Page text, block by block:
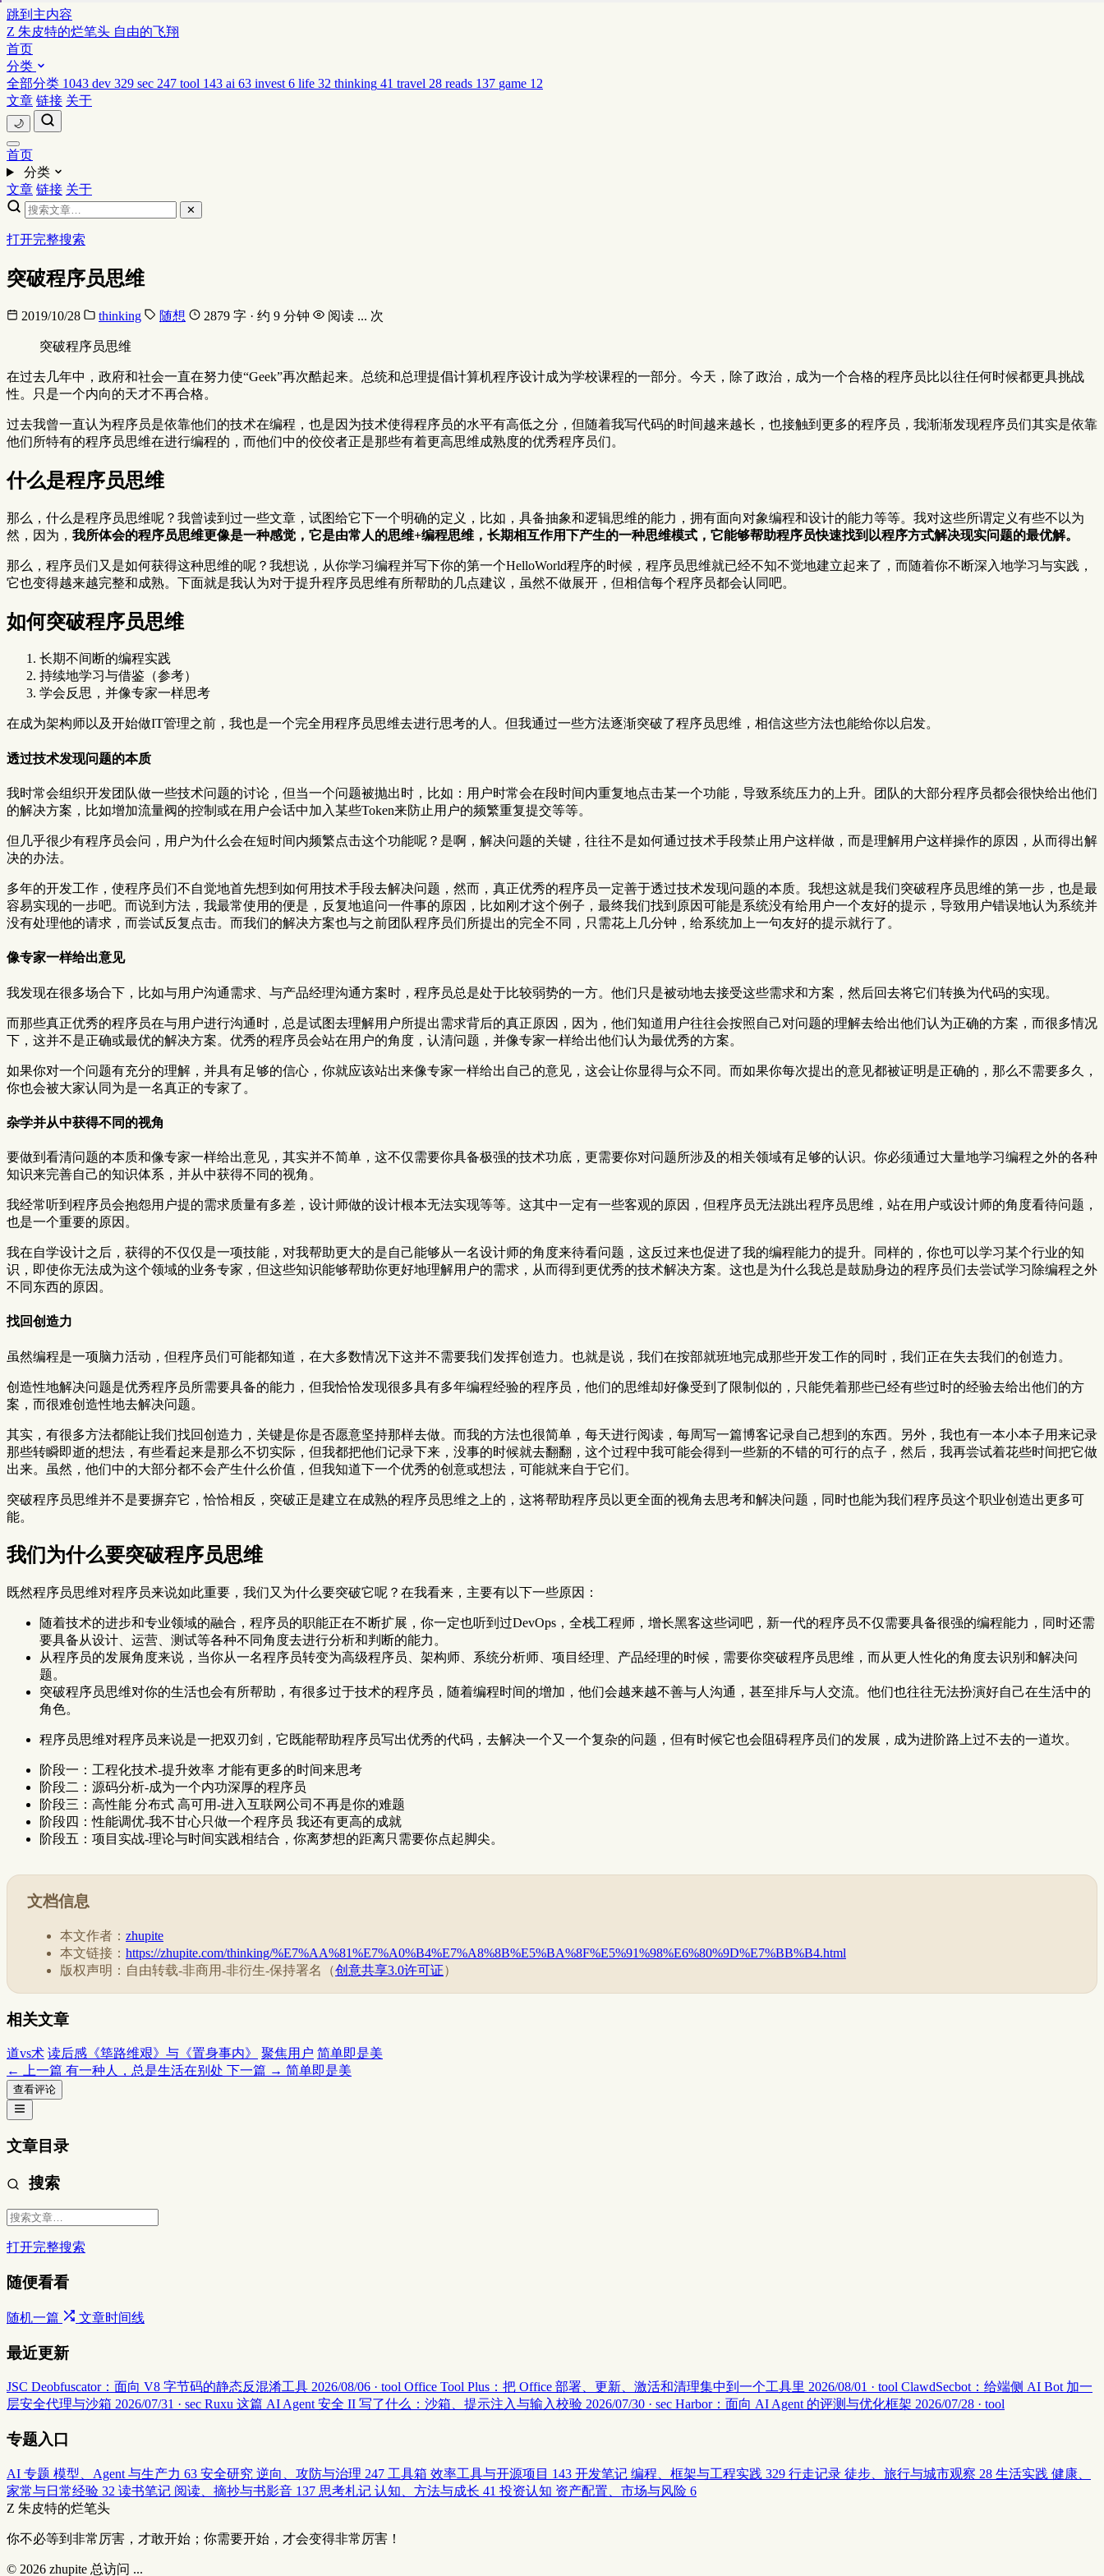
跳到主内容
Z 朱皮特的烂笔头 自由的飞翔
首页
分类
全部分类 1043 dev 329 sec 247 tool 143 ai 63 invest 6 life 32 thinking 41 travel 28 reads 137 game 12
文章 链接 关于
🌙
首页
分类
文章 链接 关于
✕
打开完整搜索
突破程序员思维
2019/10/28 thinking 随想 2879 字 · 约 9 分钟 阅读 ... 次
突破程序员思维
在过去几年中，政府和社会一直在努力使“Geek”再次酷起来。总统和总理提倡计算机程序设计成为学校课程的一部分。今天，除了政治，成为一个合格的程序员比以往任何时候都更具挑战
性。只是一个内向的天才不再合格。
过去我曾一直认为程序员是依靠他们的技术在编程，也是因为技术使得程序员的水平有高低之分，但随着我写代码的时间越来越长，也接触到更多的程序员，我渐渐发现程序员们其实是依靠
他们所特有的程序员思维在进行编程的，而他们中的佼佼者正是那些有着更高思维成熟度的优秀程序员们。
什么是程序员思维
那么，什么是程序员思维呢？我曾读到过一些文章，试图给它下一个明确的定义，比如，具备抽象和逻辑思维的能力，拥有面向对象编程和设计的能力等等。我对这些所谓定义有些不以为
然，因为， 我所体会的程序员思维更像是一种感觉，它是由常人的思维+编程思维，长期相互作用下产生的一种思维模式，它能够帮助程序员快速找到以程序方式解决现实问题的最优解。
那么，程序员们又是如何获得这种思维的呢？我想说，从你学习编程并写下你的第一个HelloWorld程序的时候，程序员思维就已经不知不觉地建立起来了，而随着你不断深入地学习与实践，
它也变得越来越完整和成熟。下面就是我认为对于提升程序员思维有所帮助的几点建议，虽然不做展开，但相信每个程序员都会认同吧。
如何突破程序员思维
长期不间断的编程实践
持续地学习与借鉴（参考）
学会反思，并像专家一样思考
在成为架构师以及开始做IT管理之前，我也是一个完全用程序员思维去进行思考的人。但我通过一些方法逐渐突破了程序员思维，相信这些方法也能给你以启发。
透过技术发现问题的本质
我时常会组织开发团队做一些技术问题的讨论，但当一个问题被抛出时，比如：用户时常会在段时间内重复地点击某一个功能，导致系统压力的上升。团队的大部分程序员都会很快给出他们
的解决方案，比如增加流量阀的控制或在用户会话中加入某些Token来防止用户的频繁重复提交等等。
但几乎很少有程序员会问，用户为什么会在短时间内频繁点击这个功能呢？是啊，解决问题的关键，往往不是如何通过技术手段禁止用户这样做，而是理解用户这样操作的原因，从而得出解
决的办法。
多年的开发工作，使程序员们不自觉地首先想到如何用技术手段去解决问题，然而，真正优秀的程序员一定善于透过技术发现问题的本质。我想这就是我们突破程序员思维的第一步，也是最
容易实现的一步吧。而说到方法，我最常使用的便是，反复地追问一件事的原因，比如刚才这个例子，最终我们找到原因可能是系统没有给用户一个友好的提示，导致用户错误地认为系统并
没有处理他的请求，而尝试反复点击。而我们的解决方案也与之前团队程序员们所提出的完全不同，只需花上几分钟，给系统加上一句友好的提示就行了。
像专家一样给出意见
我发现在很多场合下，比如与用户沟通需求、与产品经理沟通方案时，程序员总是处于比较弱势的一方。他们只是被动地去接受这些需求和方案，然后回去将它们转换为代码的实现。
而那些真正优秀的程序员在与用户进行沟通时，总是试图去理解用户所提出需求背后的真正原因，因为，他们知道用户往往会按照自己对问题的理解去给出他们认为正确的方案，而很多情况
下，这并不是正确或最优的解决方案。优秀的程序员会站在用户的角度，认清问题，并像专家一样给出他们认为最优秀的方案。
如果你对一个问题有充分的理解，并具有足够的信心，你就应该站出来像专家一样给出自己的意见，这会让你显得与众不同。而如果你每次提出的意见都被证明是正确的，那么不需要多久，
你也会被大家认同为是一名真正的专家了。
杂学并从中获得不同的视角
要做到看清问题的本质和像专家一样给出意见，其实并不简单，这不仅需要你具备极强的技术功底，更需要你对问题所涉及的相关领域有足够的认识。你必须通过大量地学习编程之外的各种
知识来完善自己的知识体系，并从中获得不同的视角。
我经常听到程序员会抱怨用户提的需求质量有多差，设计师做的设计根本无法实现等等。这其中一定有一些客观的原因，但程序员无法跳出程序员思维，站在用户或设计师的角度看待问题，
也是一个重要的原因。
我在自学设计之后，获得的不仅仅是一项技能，对我帮助更大的是自己能够从一名设计师的角度来待看问题，这反过来也促进了我的编程能力的提升。同样的，你也可以学习某个行业的知
识，即使你无法成为这个领域的业务专家，但这些知识能够帮助你更好地理解用户的需求，从而得到更优秀的技术解决方案。这也是为什么我总是鼓励身边的程序员们去尝试学习除编程之外
不同东西的原因。
找回创造力
虽然编程是一项脑力活动，但程序员们可能都知道，在大多数情况下这并不需要我们发挥创造力。也就是说，我们在按部就班地完成那些开发工作的同时，我们正在失去我们的创造力。
创造性地解决问题是优秀程序员所需要具备的能力，但我恰恰发现很多具有多年编程经验的程序员，他们的思维却好像受到了限制似的，只能凭着那些已经有些过时的经验去给出他们的方
案，而很难创造性地去解决问题。
其实，有很多方法都能让我们找回创造力，关键是你是否愿意坚持那样去做。而我的方法也很简单，每天进行阅读，每周写一篇博客记录自己想到的东西。另外，我也有一本小本子用来记录
那些转瞬即逝的想法，有些看起来是那么不切实际，但我都把他们记录下来，没事的时候就去翻翻，这个过程中我可能会得到一些新的不错的可行的点子，然后，我再尝试着花些时间把它做
出来。虽然，他们中的大部分都不会产生什么价值，但我知道下一个优秀的创意或想法，可能就来自于它们。
突破程序员思维并不是要摒弃它，恰恰相反，突破正是建立在成熟的程序员思维之上的，这将帮助程序员以更全面的视角去思考和解决问题，同时也能为我们程序员这个职业创造出更多可
能。
我们为什么要突破程序员思维
既然程序员思维对程序员来说如此重要，我们又为什么要突破它呢？在我看来，主要有以下一些原因：
随着技术的进步和专业领域的融合，程序员的职能正在不断扩展，你一定也听到过DevOps，全栈工程师，增长黑客这些词吧，新一代的程序员不仅需要具备很强的编程能力，同时还需
要具备从设计、运营、测试等各种不同角度去进行分析和判断的能力。
从程序员的发展角度来说，当你从一名程序员转变为高级程序员、架构师、系统分析师、项目经理、产品经理的时候，需要你突破程序员思维，而从更人性化的角度去识别和解决问
题。
突破程序员思维对你的生活也会有所帮助，有很多过于技术的程序员，随着编程时间的增加，他们会越来越不善与人沟通，甚至排斥与人交流。他们也往往无法扮演好自己在生活中的
角色。
程序员思维对程序员来说是一把双刃剑，它既能帮助程序员写出优秀的代码，去解决一个又一个复杂的问题，但有时候它也会阻碍程序员们的发展，成为进阶路上过不去的一道坎。
阶段一：工程化技术-提升效率 才能有更多的时间来思考
阶段二：源码分析-成为一个内功深厚的程序员
阶段三：高性能 分布式 高可用-进入互联网公司不再是你的难题
阶段四：性能调优-我不甘心只做一个程序员 我还有更高的成就
阶段五：项目实战-理论与时间实践相结合，你离梦想的距离只需要你点起脚尖。
文档信息
本文作者： zhupite
本文链接： https://zhupite.com/thinking/%E7%AA%81%E7%A0%B4%E7%A8%8B%E5%BA%8F%E5%91%98%E6%80%9D%E7%BB%B4.html
版权声明：自由转载-非商用-非衍生-保持署名（创意共享3.0许可证）
相关文章
道vs术 读后感《筚路维艰》与《置身事内》 聚焦用户 简单即是美
← 上一篇 有一种人，总是生活在别处 下一篇 → 简单即是美
查看评论
文章目录
搜索
打开完整搜索
随便看看
随机一篇 文章时间线
最近更新
JSC Deobfuscator：面向 V8 字节码的静态反混淆工具 2026/08/06 · tool Office Tool Plus：把 Office 部署、更新、激活和清理集中到一个工具里 2026/08/01 · tool ClawdSecbot：给端侧 AI Bot 加一
层安全代理与沙箱 2026/07/31 · sec Ruxu 这篇 AI Agent 安全 II 写了什么：沙箱、提示注入与输入校验 2026/07/30 · sec Harbor：面向 AI Agent 的评测与优化框架 2026/07/28 · tool
专题入口
AI 专题 模型、Agent 与生产力 63 安全研究 逆向、攻防与治理 247 工具箱 效率工具与开源项目 143 开发笔记 编程、框架与工程实践 329 行走记录 徒步、旅行与城市观察 28 生活实践 健康、
家常与日常经验 32 读书笔记 阅读、摘抄与书影音 137 思考札记 认知、方法与成长 41 投资认知 资产配置、市场与风险 6
Z 朱皮特的烂笔头
你不必等到非常厉害，才敢开始；你需要开始，才会变得非常厉害！
© 2026 zhupite 总访问 ...